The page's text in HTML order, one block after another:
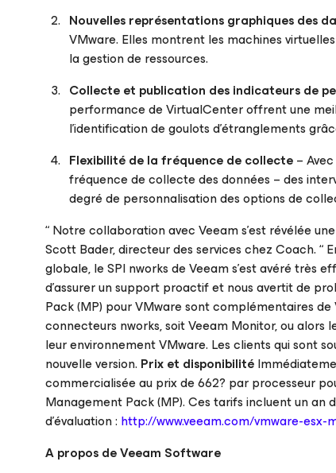
Nouvelles représentations graphiques des
VMware. Elles montrent les machines
la gestion de ressources.
Collecte et publication des indicateurs de
performance de VirtualCenter offrent une
l’identification de goulots d’étranglements
Flexibilité de la fréquence de collecte–
fréquence de collecte des données – des
degré de personnalisation des options de
“ Notre collaboration avec Veeam s’est révélée
Scott Bader, directeur des services chez Coach. “
globale, le SPI nworks de Veeam s’est avéré très
d’assurer un support proactif et nous avertit de
Pack (MP) pour VMware sont complémentaires
connecteurs nworks, soit Veeam Monitor, ou
leur environnement VMware. Les clients qui sont
nouvelle version. Prix et disponibilité
commercialisée au prix de 662? par processeur
Management Pack (MP). Ces tarifs incluent un an
d’évaluation : http://www.veeam.com/vmware-
A propos de Veeam Software